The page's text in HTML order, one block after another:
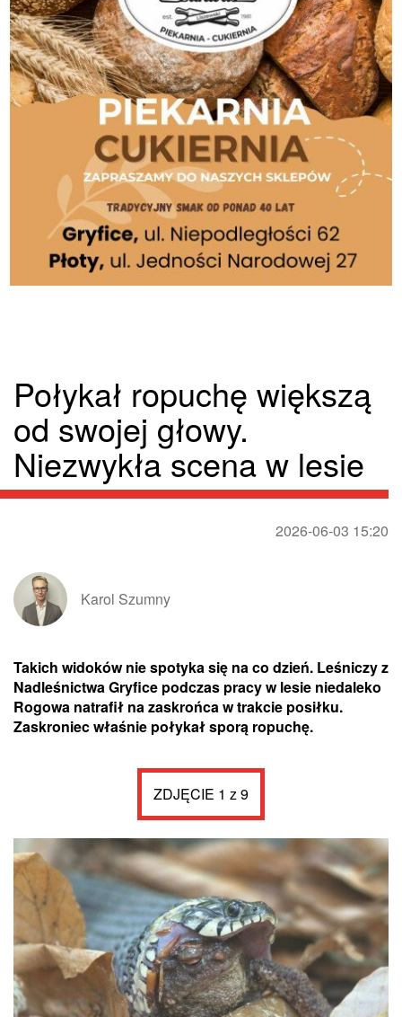
Połykał ropuchę większą
od swojej głowy.
Niezwykła scena w lesie
2026-06-03 15:20
Karol Szumny
Takich widoków nie spotyka się na co dzień. Leśniczy z
Nadleśnictwa Gryfice podczas pracy w lesie niedaleko
Rogowa natrafił na zaskrońca w trakcie posiłku.
Zaskroniec właśnie połykał sporą ropuchę.
ZDJĘCIE 1 z 9